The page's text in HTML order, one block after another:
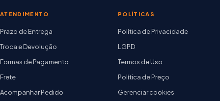
ATENDIMENTO
Prazo de Entrega
Troca e Devolução
Formas de Pagamento
Frete
Acompanhar Pedido
POLÍTICAS
Política de Privacidade
LGPD
Termos de Uso
Política de Preço
Gerenciar cookies